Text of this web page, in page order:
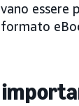
essere